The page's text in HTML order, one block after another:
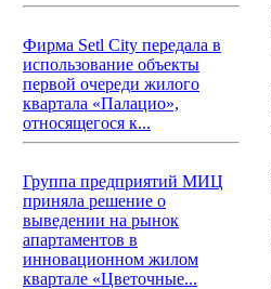
Фирма Setl City передала в
использование объекты
первой очереди жилого
квартала «Палацио»,
относящегося к...
Группа предприятий МИЦ
приняла решение о
выведении на рынок
апартаментов в
инновационном жилом
квартале «Цветочные...